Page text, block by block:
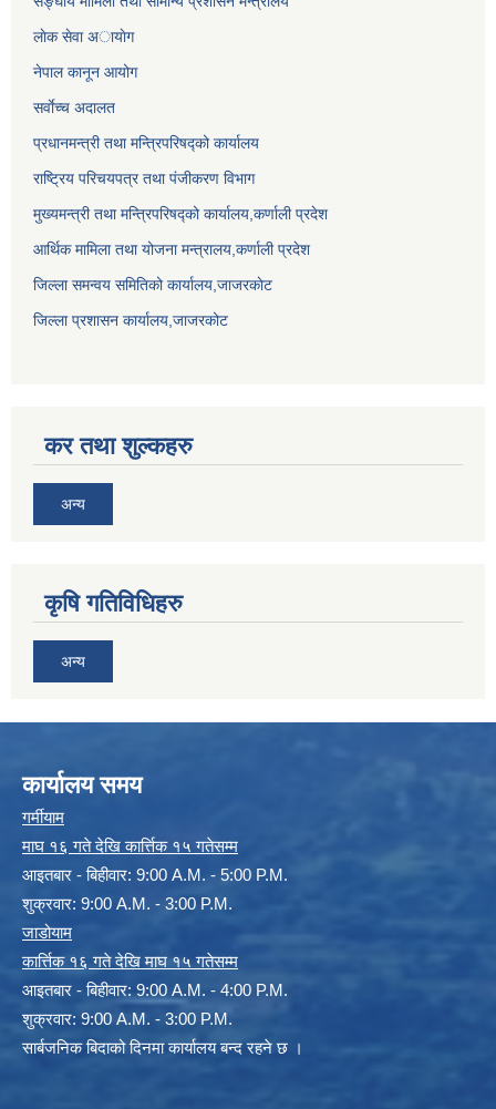
लाेक सेवा अायाेग
नेपाल कानून आयोग
सर्वाेच्च अदालत
प्रधानमन्त्री तथा मन्त्रिपरिषद्को कार्यालय
राष्ट्रिय परिचयपत्र तथा पंजीकरण विभाग
मुख्यमन्त्री तथा मन्त्रिपरिषद्को कार्यालय,कर्णाली प्रदेश
आर्थिक मामिला तथा योजना मन्त्रालय,कर्णाली प्रदेश
जिल्ला समन्वय समितिको कार्यालय,जाजरकाेट
जिल्ला प्रशासन कार्यालय,जाजरकोट
कर तथा शुल्कहरु
अन्य
कृषि गतिविधिहरु
अन्य
कार्यालय समय
गर्मीयाम
माघ १६ गते देखि कार्त्तिक १५ गतेसम्म
आइतबार - बिहीवार: 9:00 A.M. - 5:00 P.M.
शुक्रवार: 9:00 A.M. - 3:00 P.M.
जाडोयाम
कार्त्तिक १६ गते देखि माघ १५ गतेसम्म
आइतबार - बिहीवार: 9:00 A.M. - 4:00 P.M.
शुक्रवार: 9:00 A.M. - 3:00 P.M.
सार्बजनिक बिदाको दिनमा कार्यालय बन्द रहने छ ।